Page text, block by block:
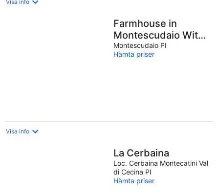
Visa info
Farmhouse in
Montescudaio With
a Shared Pool Near
sea & Park
Montescudaio PI
Hämta priser
Visa info
La Cerbaina
Loc. Cerbaina Montecatini Val
di Cecina PI
Hämta priser